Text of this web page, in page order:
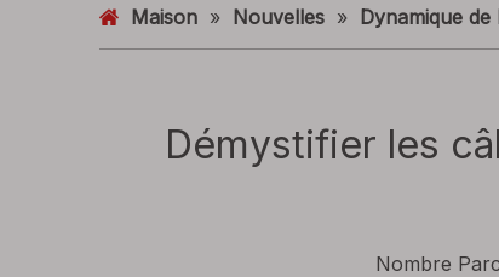
Maison » Nouvelles » Dynamique
Démystifier les
Nombre